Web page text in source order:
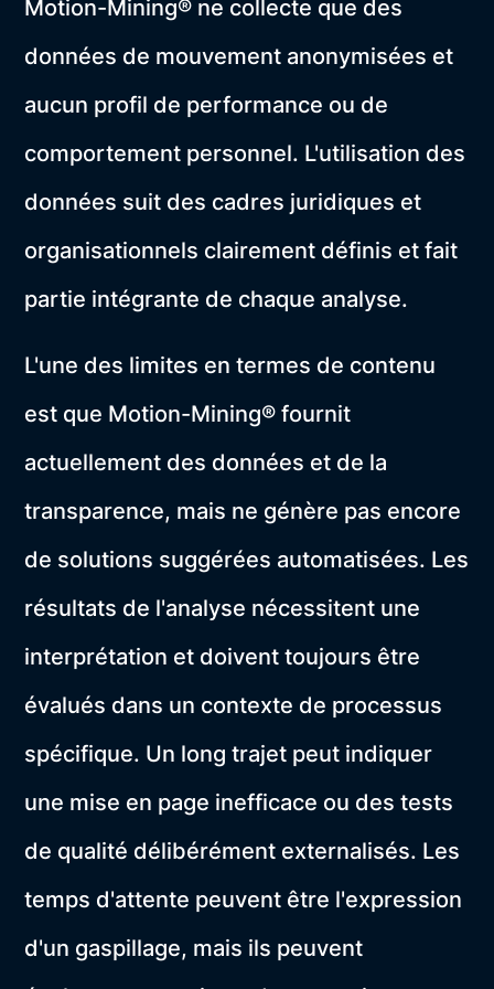
Motion-Mining® ne collecte que des
données de mouvement anonymisées et
aucun profil de performance ou de
comportement personnel. L'utilisation des
données suit des cadres juridiques et
organisationnels clairement définis et fait
partie intégrante de chaque analyse.
L'une des limites en termes de contenu
est que Motion-Mining® fournit
actuellement des données et de la
transparence, mais ne génère pas encore
de solutions suggérées automatisées. Les
résultats de l'analyse nécessitent une
interprétation et doivent toujours être
évalués dans un contexte de processus
spécifique. Un long trajet peut indiquer
une mise en page inefficace ou des tests
de qualité délibérément externalisés. Les
temps d'attente peuvent être l'expression
d'un gaspillage, mais ils peuvent